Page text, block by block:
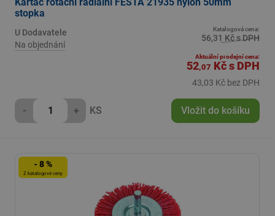
stopka
U Dodavatele
Na objednání
Katalogová cena:
56,31 Kč s DPH
Aktuální prodejní cena:
52,07 Kčs DPH
43,03 Kč bez DPH
- + KS Vložit do košíku
- 8 %
Z katalogové ceny